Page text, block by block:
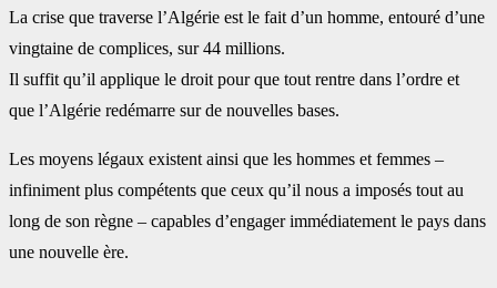
La crise que traverse l’Algérie est le fait d’un homme, entouré d’une
vingtaine de complices, sur 44 millions.
Il suffit qu’il applique le droit pour que tout rentre dans l’ordre et
que l’Algérie redémarre sur de nouvelles bases.
Les moyens légaux existent ainsi que les hommes et femmes –
infiniment plus compétents que ceux qu’il nous a imposés tout au
long de son règne – capables d’engager immédiatement le pays dans
une nouvelle ère.